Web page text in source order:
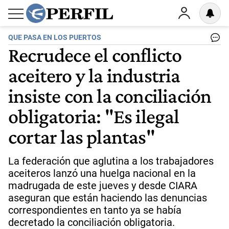
QUE PASA EN LOS PUERTOS
Recrudece el conflicto
aceitero y la industria
insiste con la conciliación
obligatoria: "Es ilegal
cortar las plantas"
La federación que aglutina a los trabajadores
aceiteros lanzó una huelga nacional en la
madrugada de este jueves y desde CIARA
aseguran que están haciendo las denuncias
correspondientes en tanto ya se había
decretado la conciliación obligatoria.